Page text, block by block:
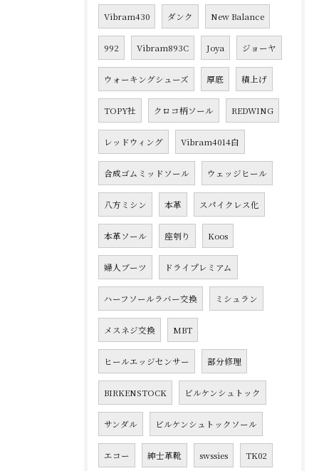
Vibram430 ダンク New Balance
992 Vibram893C Joya ジョーヤ
ウォーキングシューズ 厚底 積上げ
TOPY社 クロコ柄ソール REDWING
レッドウィング Vibram4014白
合成ゴムミッドソール ウェッジヒール
八方ミシン 本革 スパイクレス化
本革ソール 座刳り Koos
婦人ブーツ ドライプレミアム
ハーフソールラバー交換 ミシュラン
メスネジ交換 MBT
ヒールエッジセンサー 部分修理
BIRKENSTOCK ビルケンシュトック
サンダル ビルケンシュトックソール
エコー 紳士革靴 swssies TK02